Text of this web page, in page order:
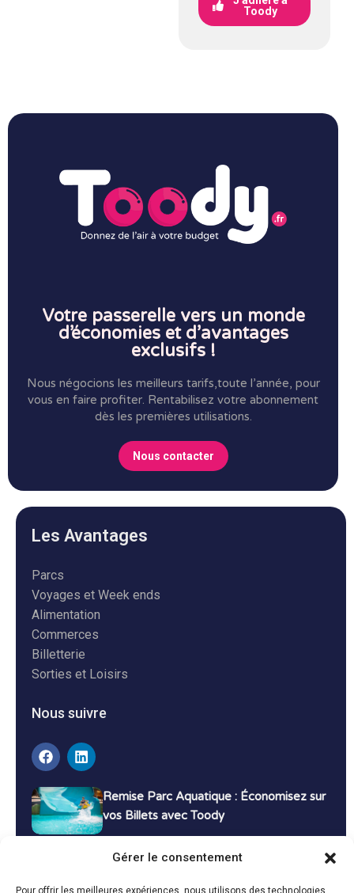
Gérer le consentement
Pour offrir les meilleures expériences, nous utilisons des technologies
Toody
Votre passerelle vers un monde
d’économies et d’avantages
exclusifs !
Nous négocions les meilleurs tarifs,toute l’année, pour
vous en faire profiter. Rentabilisez votre abonnement
dès les premières utilisations.
Nous contacter
Les Avantages
Parcs
Voyages et Week ends
Alimentation
Commerces
Billetterie
Sorties et Loisirs
Nous suivre
Remise Parc Aquatique : Économisez sur
vos Billets avec Toody
Bons Plans Voyage : Économisez sur vos